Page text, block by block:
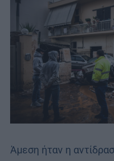
Άμεση ήταν η